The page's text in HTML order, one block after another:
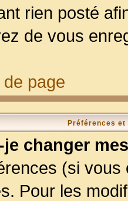
rien posté
de vous
page
Préférences
changer
(si
Pour les